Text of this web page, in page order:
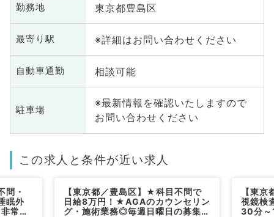
勤務地 東京都豊島区
最寄り駅 ※詳細はお問い合わせください
自動車通勤 相談可能
駐車場
※最新情報を確認いたしますので
お問い合わせください
この求人と条件が近い求人
問・
眠外
常
【東京都／豊島区】★科目不問で
日給8万円！★AGAのカウンセリン
グ・施術業務◎毎週日曜日の募集◎
【東
視鏡検
30分～